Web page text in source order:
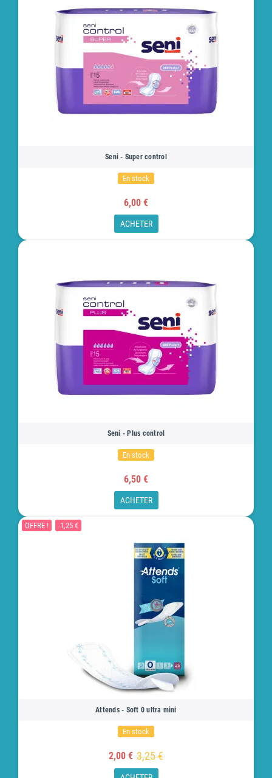
Seni - Super control
En stock
6,00 €
ACHETER
Seni - Plus control
En stock
6,50 €
ACHETER
OFFRE ! -1,25 €
Attends - Soft 0 ultra mini
En stock
2,00 € 3,25 €